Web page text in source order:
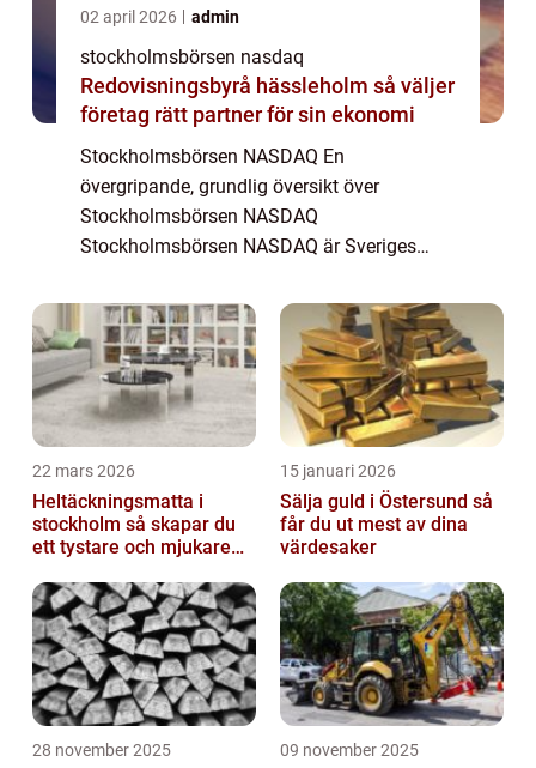
02 april 2026 admin
stockholmsbörsen nasdaq
Redovisningsbyrå hässleholm så väljer
företag rätt partner för sin ekonomi
Stockholmsbörsen NASDAQ En
övergripande, grundlig översikt över
Stockholmsbörsen NASDAQ
Stockholmsbörsen NASDAQ är Sveriges
andra finansiella instrument. Här möts
investerare och företag för att köpa och sä...
22 mars 2026
Heltäckningsmatta i
stockholm så skapar du
ett tystare och mjukare
15 januari 2026
Sälja guld i Östersund så
får du ut mest av dina
värdesaker
28 november 2025 09 november 2025